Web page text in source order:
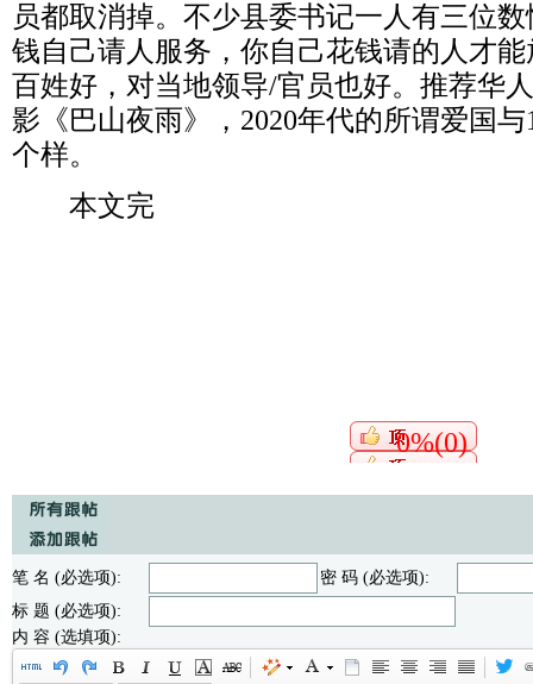
员都取消掉。不少县委书记一人有三位
钱自己请人服务，你自己花钱请的人才
百姓好，对当地领导/官员也好。推荐华
影《巴山夜雨》， 2020年代的所谓爱国与
个样。
本文完
0%(0)
笔 名 (必选项):
密 码 (必选项):
标 题 (必选项):
内 容 (选填项):